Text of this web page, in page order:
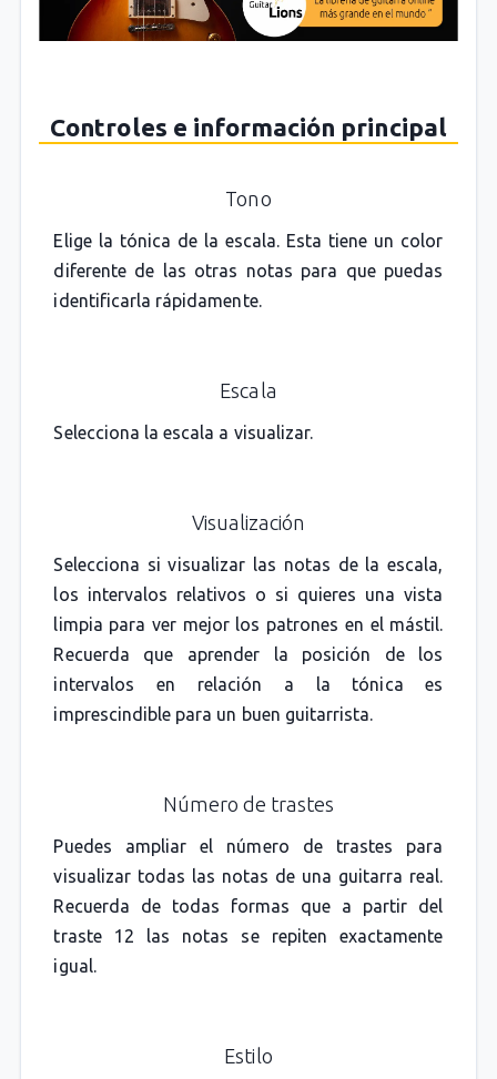
Controles e información principal
Tono
Elige la tónica de la escala. Esta tiene un color
diferente de las otras notas para que puedas
identificarla rápidamente.
Escala
Selecciona la escala a visualizar.
Visualización
Selecciona si visualizar las notas de la escala,
los intervalos relativos o si quieres una vista
limpia para ver mejor los patrones en el mástil.
Recuerda que aprender la posición de los
intervalos en relación a la tónica es
imprescindible para un buen guitarrista.
Número de trastes
Puedes ampliar el número de trastes para
visualizar todas las notas de una guitarra real.
Recuerda de todas formas que a partir del
traste 12 las notas se repiten exactamente
igual.
Estilo